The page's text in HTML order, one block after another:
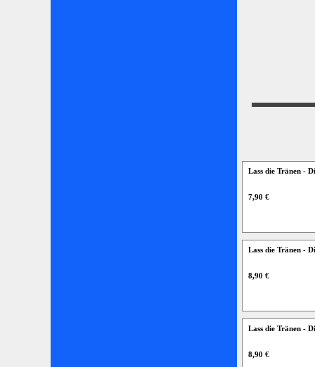
Lass die Tränen -
7,90 €
Lass die Tränen -
8,90 €
Lass die Tränen -
8,90 €